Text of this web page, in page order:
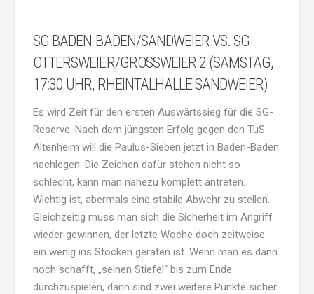
SG BADEN-BADEN/SANDWEIER VS. SG
OTTERSWEIER/GROSSWEIER 2 (SAMSTAG, 1
7:30 UHR, RHEINTALHALLE SANDWEIER)
Es wird Zeit für den ersten Auswärtssieg für die SG-
Reserve. Nach dem jüngsten Erfolg gegen den TuS
Altenheim will die Paulus-Sieben jetzt in Baden-Baden
nachlegen. Die Zeichen dafür stehen nicht so
schlecht, kann man nahezu komplett antreten.
Wichtig ist, abermals eine stabile Abwehr zu stellen.
Gleichzeitig muss man sich die Sicherheit im Angriff
wieder gewinnen, der letzte Woche doch zeitweise
ein wenig ins Stocken geraten ist. Wenn man es dann
noch schafft, „seinen Stiefel“ bis zum Ende
durchzuspielen, dann sind zwei weitere Punkte sicher